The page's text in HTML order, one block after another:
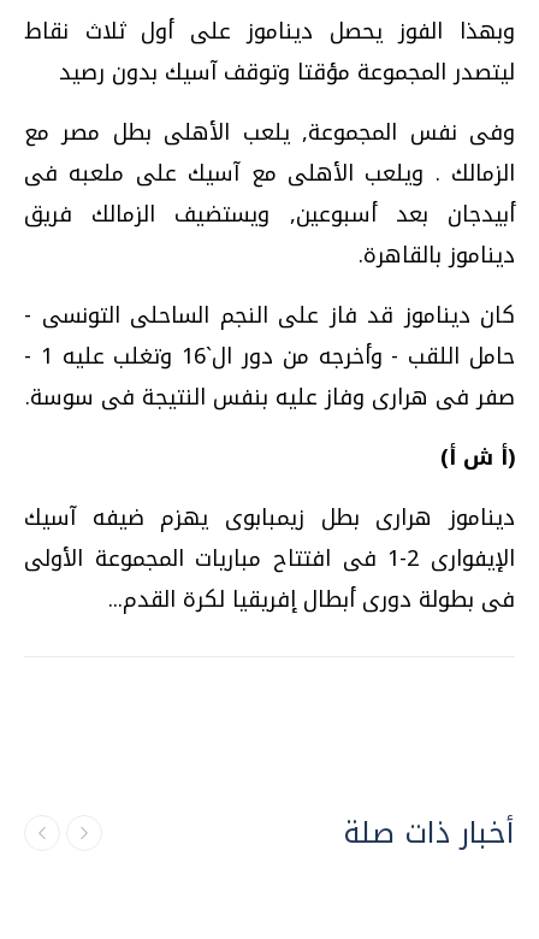
وبهذا الفوز يحصل ديناموز على أول ثلاث نقاط
ليتصدر المجموعة مؤقتا وتوقف آسيك بدون رصيد
وفى نفس المجموعة, يلعب الأهلى بطل مصر مع
الزمالك . ويلعب الأهلى مع آسيك على ملعبه فى
أبيدجان بعد أسبوعين, ويستضيف الزمالك فريق
ديناموز بالقاهرة.
كان ديناموز قد فاز على النجم الساحلى التونسى -
حامل اللقب - وأخرجه من دور ال`16 وتغلب عليه 1 -
صفر فى هرارى وفاز عليه بنفس النتيجة فى سوسة.
(أ ش أ)
ديناموز هرارى بطل زيمبابوى يهزم ضيفه آسيك
الإيفوارى 2-1 فى افتتاح مباريات المجموعة الأولى
فى بطولة دورى أبطال إفريقيا لكرة القدم...
أخبار ذات صلة